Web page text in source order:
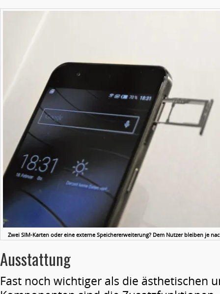
Zwei SIM-Karten oder eine externe Speichererweiterung? Dem Nutzer bleiben je
Ausstattung
Fast noch wichtiger als die ästhetischen